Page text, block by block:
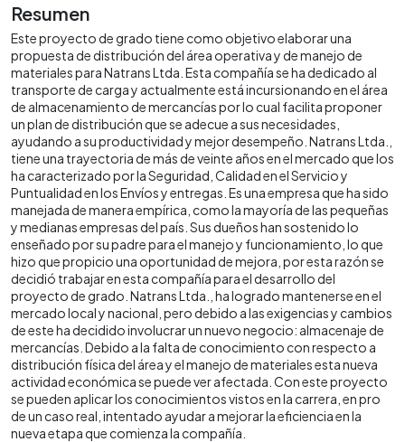
Resumen
Este proyecto de grado tiene como objetivo elaborar una
propuesta de distribución del área operativa y de manejo de
materiales para Natrans Ltda. Esta compañía se ha dedicado al
transporte de carga y actualmente está incursionando en el área
de almacenamiento de mercancías por lo cual facilita proponer
un plan de distribución que se adecue a sus necesidades,
ayudando a su productividad y mejor desempeño. Natrans Ltda.,
tiene una trayectoria de más de veinte años en el mercado que los
ha caracterizado por la Seguridad, Calidad en el Servicio y
Puntualidad en los Envíos y entregas. Es una empresa que ha sido
manejada de manera empírica, como la mayoría de las pequeñas
y medianas empresas del país. Sus dueños han sostenido lo
enseñado por su padre para el manejo y funcionamiento, lo que
hizo que propicio una oportunidad de mejora, por esta razón se
decidió trabajar en esta compañía para el desarrollo del
proyecto de grado. Natrans Ltda., ha logrado mantenerse en el
mercado local y nacional, pero debido a las exigencias y cambios
de este ha decidido involucrar un nuevo negocio: almacenaje de
mercancías. Debido a la falta de conocimiento con respecto a
distribución física del área y el manejo de materiales esta nueva
actividad económica se puede ver afectada. Con este proyecto
se pueden aplicar los conocimientos vistos en la carrera, en pro
de un caso real, intentado ayudar a mejorar la eficiencia en la
nueva etapa que comienza la compañía.